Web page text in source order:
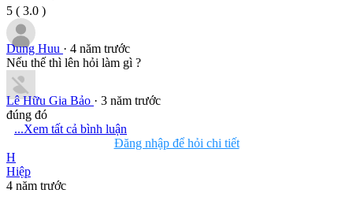
5 ( 3.0 )
Dung Huu · 4 năm trước
Nếu thế thì lên hỏi làm gì ?
Lê Hữu Gia Bảo · 3 năm trước
đúng đó
...Xem tất cả bình luận
Đăng nhập để hỏi chi tiết
H
Hiệp
4 năm trước